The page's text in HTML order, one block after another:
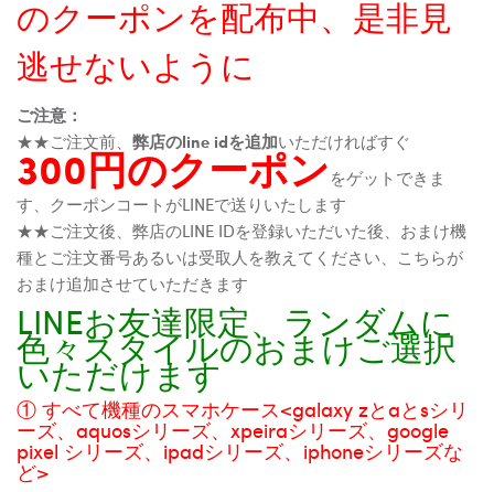
のクーポンを配布中、是非見
逃せないように
ご注意：
★★ご注文前、 弊店のline idを追加いただければすぐ
300円のクーポンをゲットできま
す、クーポンコートがLINEで送りいたします
★★ご注文後、弊店のLINE IDを登録いただいた後、おまけ機
種とご注文番号あるいは受取人を教えてください、こちらが
おまけ追加させていただきます
LINEお友達限定、ランダムに
色々スタイルのおまけご選択
いただけます
① すべて機種のスマホケース<galaxy zとaとsシリ
ーズ、aquosシリーズ、xpeiraシリーズ、google
pixel シリーズ、ipadシリーズ、iphoneシリーズな
ど>